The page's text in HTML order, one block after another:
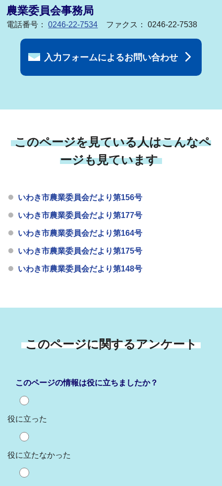
農業委員会事務局
電話番号：0246-22-7534 ファクス： 0246-22-7538
入力フォームによるお問い合わせ
このページを見ている人はこんなペ
ージも見ています
いわき市農業委員会だより第156号
いわき市農業委員会だより第177号
いわき市農業委員会だより第164号
いわき市農業委員会だより第175号
いわき市農業委員会だより第148号
このページに関するアンケート
このページの情報は役に立ちましたか？
役に立った
役に立たなかった